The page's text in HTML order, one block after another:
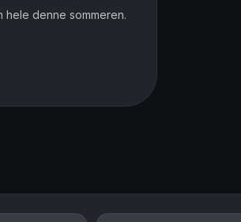
denne sommeren.